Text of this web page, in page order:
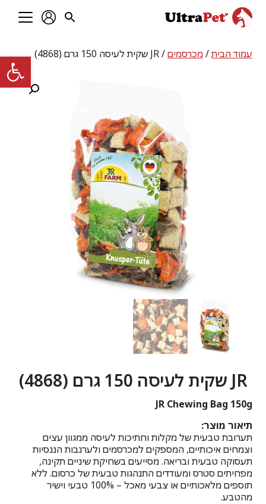
פתח עמוד הבית/מכרסמים/ JR שקית לעיסה 150 גרם (4868)
JR שקית לעיסה 150 גרם (4868)
JR Chewing Bag 150g
תיאור מוצר:
תערובת טבעית של מקלות וחתיכות לעיסה ממגוון עצים
וצמחים איכותיים, המספקים למכרסמים ולערנבות הננסיות
תעסוקה טבעית ובריאה. מסייעים בשחיקת שיניים תקינה,
מפחיתים סטרס ומעודדים התנהגות טבעית של כרסום. ללא
תוספים מלאכותיים או צבעי מאכל – 100% טבעי וישיר
מהטבע.